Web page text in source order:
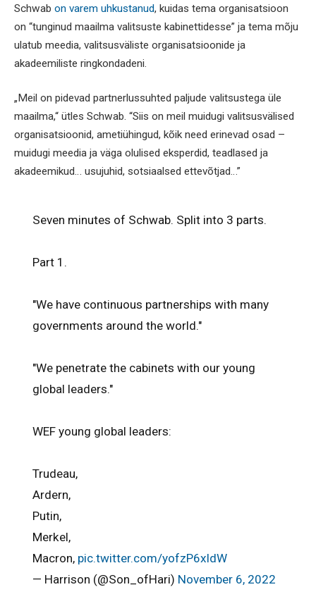
Schwab on varem uhkustanud, kuidas tema organisatsioon
on “tunginud maailma valitsuste kabinettidesse” ja tema mõju
ulatub meedia, valitsusväliste organisatsioonide ja
akadeemiliste ringkondadeni.
„Meil on pidevad partnerlussuhted paljude valitsustega üle
maailma,“ ütles Schwab. “Siis on meil muidugi valitsusvälised
organisatsioonid, ametiühingud, kõik need erinevad osad –
muidugi meedia ja väga olulised eksperdid, teadlased ja
akadeemikud… usujuhid, sotsiaalsed ettevõtjad…”
Seven minutes of Schwab. Split into 3 parts.
Part 1.
"We have continuous partnerships with many
governments around the world."
"We penetrate the cabinets with our young
global leaders."
WEF young global leaders:
Trudeau,
Ardern,
Putin,
Merkel,
Macron, pic.twitter.com/yofzP6xldW
— Harrison (@Son_ofHari) November 6, 2022